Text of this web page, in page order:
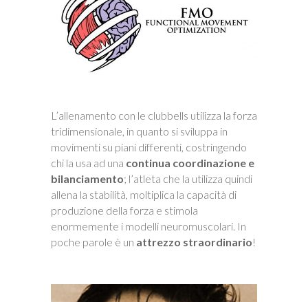
L’allenamento con le clubbells utilizza la forza
tridimensionale, in quanto si sviluppa in
movimenti su piani differenti, costringendo
chi la usa ad una continua coordinazione e
bilanciamento; l’atleta che la utilizza quindi
allena la stabilità, moltiplica la capacità di
produzione della forza e stimola
enormemente i modelli neuromuscolari. In
poche parole è un attrezzo straordinario!